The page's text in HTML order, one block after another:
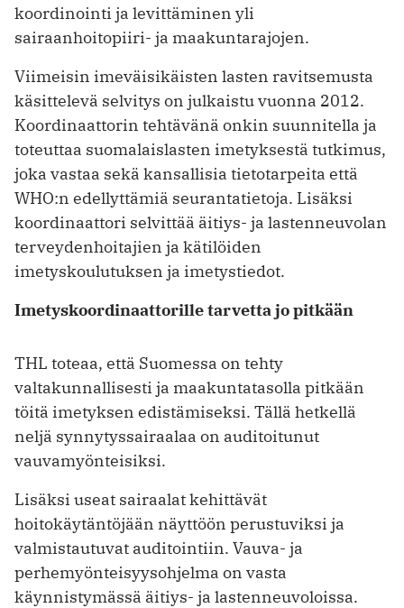
koordinointi ja levittäminen yli
sairaanhoitopiiri- ja maakuntarajojen.
Viimeisin imeväisikäisten lasten ravitsemusta
käsittelevä selvitys on julkaistu vuonna 2012.
Koordinaattorin tehtävänä onkin suunnitella ja
toteuttaa suomalaislasten imetyksestä tutkimus,
joka vastaa sekä kansallisia tietotarpeita että
WHO:n edellyttämiä seurantatietoja. Lisäksi
koordinaattori selvittää äitiys- ja lastenneuvolan
terveydenhoitajien ja kätilöiden
imetyskoulutuksen ja imetystiedot.
Imetyskoordinaattorille tarvetta jo pitkään
THL toteaa, että Suomessa on tehty
valtakunnallisesti ja maakuntatasolla pitkään
töitä imetyksen edistämiseksi. Tällä hetkellä
neljä synnytyssairaalaa on auditoitunut
vauvamyönteisiksi.
Lisäksi useat sairaalat kehittävät
hoitokäytäntöjään näyttöön perustuviksi ja
valmistautuvat auditointiin. Vauva- ja
perhemyönteisyysohjelma on vasta
käynnistymässä äitiys- ja lastenneuvoloissa.